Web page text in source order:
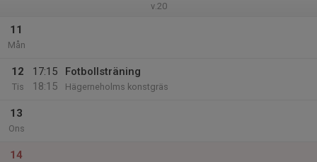
v.20
11
Mån
12
Tis
17:15
18:15
Fotbollsträning
Hägerneholms konstgräs
13
Ons
14